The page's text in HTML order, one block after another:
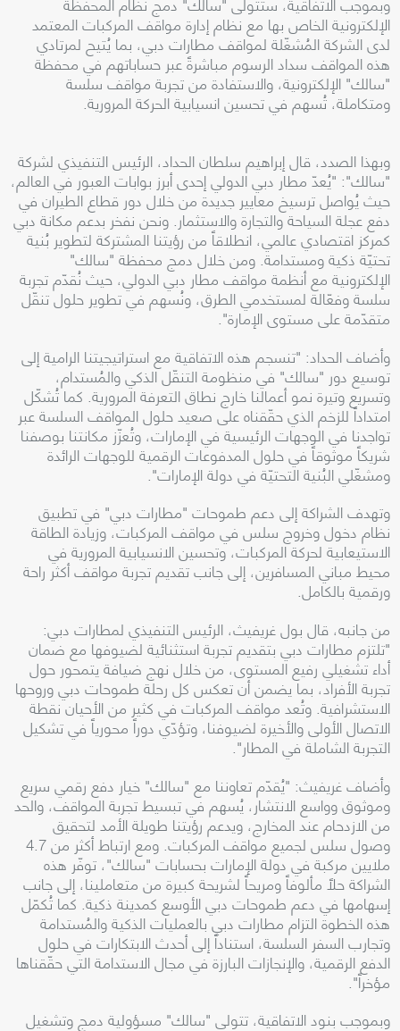
الإلكترونية الخاص بها مع نظام إدارة مواقف المركبات المعتمد
لدى الشركة المُشغّلة لمواقف مطارات دبي، بما يُتيح لمرتادي
هذه المواقف سداد الرسوم مباشرةً عبر حساباتهم في محفظة
"سالك" الإلكترونية، والاستفادة من تجربة مواقف سلسة
ومتكاملة، تُسهم في تحسين انسيابية الحركة المرورية.
وبهذا الصدد، قال إبراهيم سلطان الحداد، الرئيس التنفيذي لشركة
"سالك": "يُعدّ مطار دبي الدولي إحدى أبرز بوابات العبور في العالم،
حيث يُواصل ترسيخ معايير جديدة من خلال دور قطاع الطيران في
دفع عجلة السياحة والتجارة والاستثمار. ونحن نفخر بدعم مكانة دبي
كمركز اقتصادي عالمي، انطلاقاً من رؤيتنا المشتركة لتطوير بُنية
تحتيّة ذكية ومستدامة. ومن خلال دمج محفظة "سالك"
الإلكترونية مع أنظمة مواقف مطار دبي الدولي، حيث نُقدّم تجربة
سلسة وفعّالة لمستخدمي الطرق، ونُسهم في تطوير حلول تنقّل
متقدّمة على مستوى الإمارة".
وأضاف الحداد: "تنسجم هذه الاتفاقية مع استراتيجيتنا الرامية إلى
توسيع دور "سالك" في منظومة التنقّل الذكي والمُستدام،
وتسريع وتيرة نمو أعمالنا خارج نطاق التعرفة المرورية. كما تُشكّل
امتداداً للزخم الذي حقّقناه على صعيد حلول المواقف السلسة عبر
تواجدنا في الوجهات الرئيسية في الإمارات، وتُعزّز مكانتنا بوصفنا
شريكاً موثوقاً في حلول المدفوعات الرقمية للوجهات الرائدة
ومشغّلي البُنية التحتيّة في دولة الإمارات".
وتهدف الشراكة إلى دعم طموحات "مطارات دبي" في تطبيق
نظام دخول وخروج سلس في مواقف المركبات، وزيادة الطاقة
الاستيعابية لحركة المركبات، وتحسين الانسيابية المرورية في
محيط مباني المسافرين، إلى جانب تقديم تجربة مواقف أكثر راحة
ورقمية بالكامل.
من جانبه، قال بول غريفيث، الرئيس التنفيذي لمطارات دبي:
"تلتزم مطارات دبي بتقديم تجربة استثنائية لضيوفها مع ضمان
أداء تشغيلي رفيع المستوى، من خلال نهج ضيافة يتمحور حول
تجربة الأفراد، بما يضمن أن تعكس كل رحلة طموحات دبي وروحها
الاستشرافية. وتُعد مواقف المركبات في كثير من الأحيان نقطة
الاتصال الأولى والأخيرة لضيوفنا، وتؤدّي دوراً محورياً في تشكيل
التجربة الشاملة في المطار".
وأضاف غريفيث: "يُقدّم تعاوننا مع "سالك" خيار دفع رقمي سريع
وموثوق وواسع الانتشار، يُسهم في تبسيط تجربة المواقف، والحد
من الازدحام عند المخارج، ويدعم رؤيتنا طويلة الأمد لتحقيق
وصول سلس لجميع مواقف المركبات. ومع ارتباط أكثر من 4.7
ملايين مركبة في دولة الإمارات بحسابات "سالك"، توفّر هذه
الشراكة حلاً مألوفاً ومريحاً لشريحة كبيرة من متعاملينا، إلى جانب
إسهامها في دعم طموحات دبي الأوسع كمدينة ذكية. كما تُكمّل
هذه الخطوة التزام مطارات دبي بالعمليات الذكية والمُستدامة
وتجارب السفر السلسة، استناداً إلى أحدث الابتكارات في حلول
الدفع الرقمية، والإنجازات البارزة في مجال الاستدامة التي حقّقناها
مؤخراً".
وبموجب بنود الاتفاقية، تتولى "سالك" مسؤولية دمج وتشغيل